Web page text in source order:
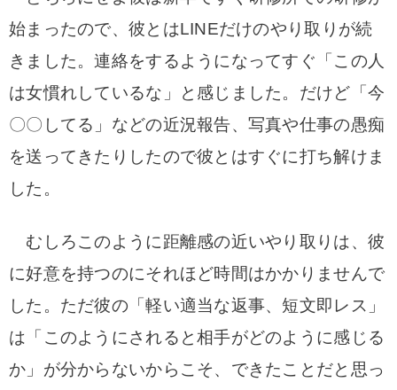
始まったので、彼とはLINEだけのやり取りが続
きました。連絡をするようになってすぐ「この人
は女慣れしているな」と感じました。だけど「今
〇〇してる」などの近況報告、写真や仕事の愚痴
を送ってきたりしたので彼とはすぐに打ち解けま
した。
むしろこのように距離感の近いやり取りは、彼
に好意を持つのにそれほど時間はかかりませんで
した。ただ彼の「軽い適当な返事、短文即レス」
は「このようにされると相手がどのように感じる
か」が分からないからこそ、できたことだと思っ